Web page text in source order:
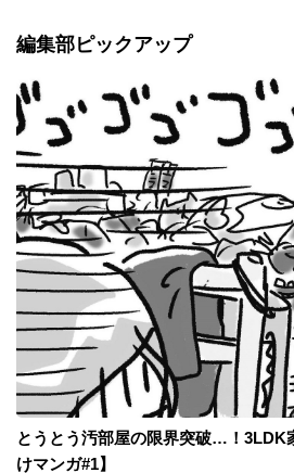
編集部ピックアップ
とうとう汚部屋の限界突破…！3LDK
けマンガ#1】